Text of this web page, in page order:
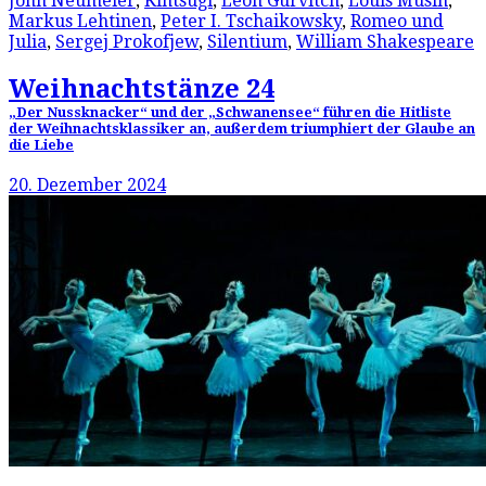
Markus Lehtinen, Peter I. Tschaikowsky, Romeo und
Julia, Sergej Prokofjew, Silentium, William Shakespeare
Weihnachtstänze 24
„Der Nussknacker“ und der „Schwanensee“ führen die Hitliste
der Weihnachtsklassiker an, außerdem triumphiert der Glaube an
die Liebe
20. Dezember 2024